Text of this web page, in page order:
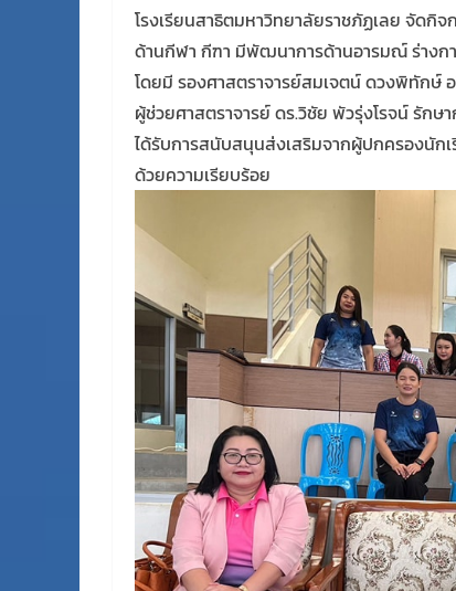
โรงเรียนสาธิตมหาวิทยาลัยราชภัฏเลย จัดกิ
ด้านกีฬา กีฑา มีพัฒนาการด้านอารมณ์ ร่างก
โดยมี รองศาสตราจารย์สมเจตน์ ดวงพิทักษ์
ผู้ช่วยศาสตราจารย์ ดร.วิชัย พัวรุ่งโรจน์ รักษ
ได้รับการสนับสนุนส่งเสริมจากผู้ปกครองนักเ
ด้วยความเรียบร้อย